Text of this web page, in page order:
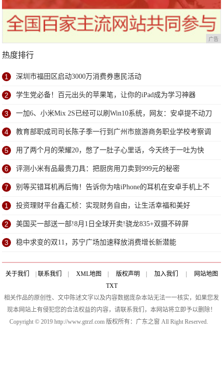
广告
热度排行
1 深圳市福田区启动3000万消费券惠民活动
2 学生党必备！百元出头的苹果笔，让你的iPad成为学习神器
3 一加6、小米Mix 2S已经可以刷Win10系统，网友：安卓提不动刀
了？
4 教育部职成司司长陈子季一行到广州市旅游商务职业学校考察调
研
5 用了两个月的荣耀20，憋了一肚子心里话，今天终于一吐为快
6 评测小米有品最贵刀具：把厨房用刀卖到999元的秘密
7 别等买错耳机再后悔！告诉你为啥iPhone的耳机在安卓手机上不
能用
1 投资理财平台鑫汇桢：实现财务自由，让生活幸福和美好
2 美国买一部送一部!8月1日全球开卖!骁龙835+双摄不碎屏
3 稳中求变的双11，苏宁广场加速释放消费增长新潜能
关于我们 联系我们 XML地图 版权声明 加入我们
网站地图
TXT
相关作品的原创性、文中陈述文字以及内容数据庞杂本站无法一一核实，如果您发
现本网站上有侵犯您的合法权益的内容，请联系我们，本网站将立即予以删除！
Copyright © 2019 http://www.gtrzf.com 版权所有：广东之窗 All Right Reserved.